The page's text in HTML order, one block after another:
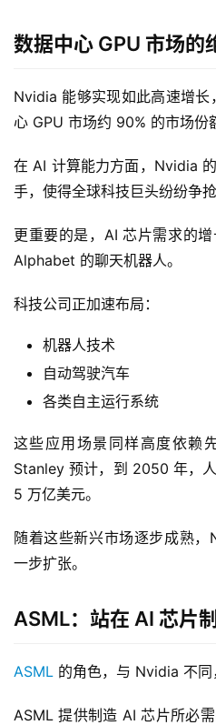
数据中心 GPU 市场的
Nvidia 能够实现如此高速增
心 GPU 市场约 90% 的市场份
在 AI 计算能力方面，Nvidia
手，使得全球科技巨头纷纷争
更重要的是，AI 芯片需求的
Alphabet 的聊天机器人。
科技公司正加速布局：
机器人技术
自动驾驶汽车
各类自主运行系统
这些应用场景同样高度依赖
Stanley 预计，到 2050 年，
5 万亿美元。
随着这些新兴市场逐步成熟
一步扩张。
ASML：站在 AI 芯片
ASML 的角色，与 Nvidia 不同
ASML 提供制造 AI 芯片所必